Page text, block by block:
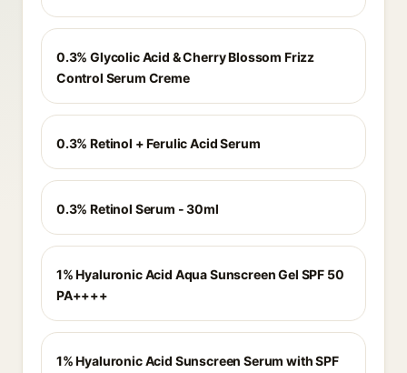
0.3% Glycolic Acid & Cherry Blossom Frizz
Control Serum Creme
0.3% Retinol + Ferulic Acid Serum
0.3% Retinol Serum - 30ml
1% Hyaluronic Acid Aqua Sunscreen Gel SPF 50
PA++++
1% Hyaluronic Acid Sunscreen Serum with SPF